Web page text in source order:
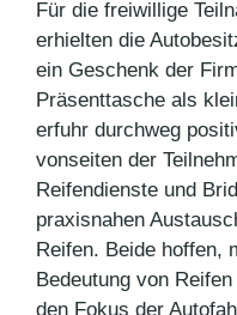
Für die freiwillige
erhielten die
ein Geschenk der
Präsenttasche als
erfuhr durchweg
vonseiten der
Reifendienste und
praxisnahen
Reifen. Beide hoffen,
Bedeutung von
den Fokus der